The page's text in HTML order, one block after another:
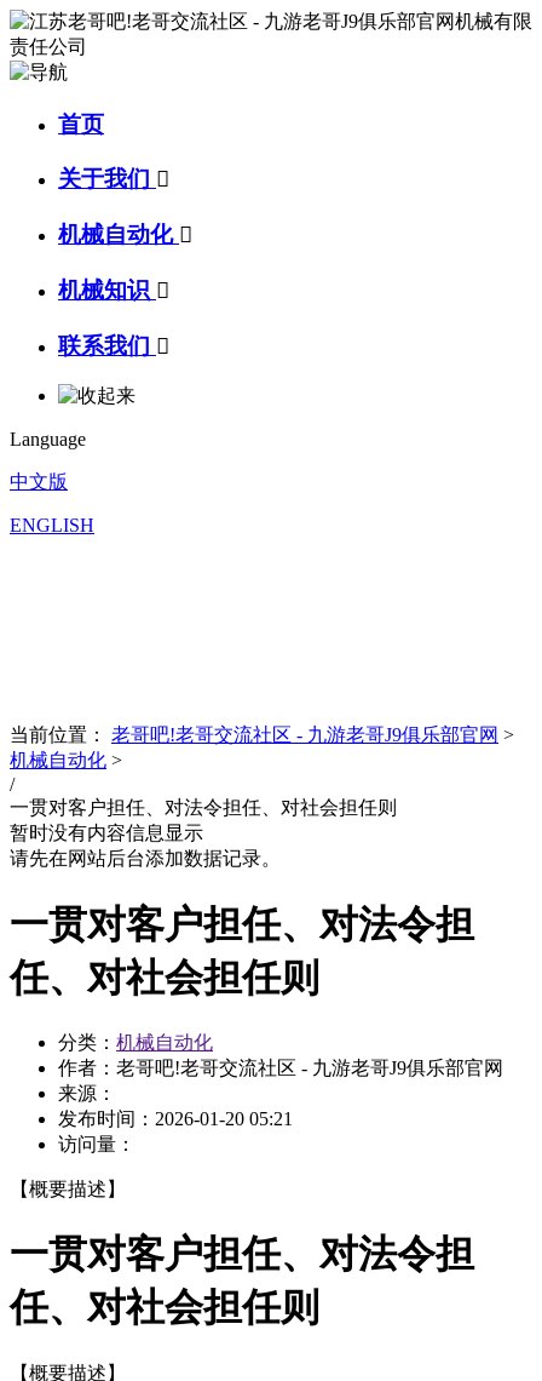
首页
关于我们 
机械自动化 
机械知识 
联系我们 
Language
中文版
ENGLISH
当前位置： 老哥吧!老哥交流社区 - 九游老哥J9俱乐部官网 >
机械自动化 >
/
一贯对客户担任、对法令担任、对社会担任则
暂时没有内容信息显示
请先在网站后台添加数据记录。
一贯对客户担任、对法令担
任、对社会担任则
分类： 机械自动化
作者：老哥吧!老哥交流社区 - 九游老哥J9俱乐部官网
来源：
发布时间： 2026-01-20 05:21
访问量：
【概要描述】
一贯对客户担任、对法令担
任、对社会担任则
【概要描述】